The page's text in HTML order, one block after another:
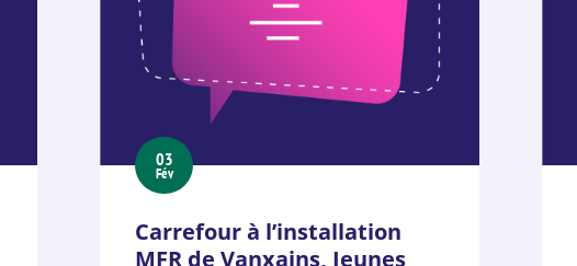
03
Fév
Carrefour à l’installation
MFR de Vanxains, Jeunes